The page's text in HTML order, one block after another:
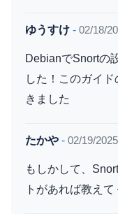
ゆうすけ - 02/18/
DebianでSnortの
した！このガイ
きました
たかや - 02/19/
もしかして、
トがあれば教えて